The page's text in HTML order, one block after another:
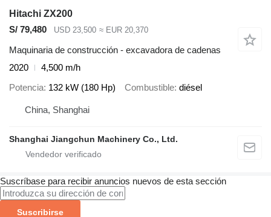
Hitachi ZX200
S/ 79,480
USD 23,500 ≈ EUR 20,370
Maquinaria de construcción - excavadora de cadenas
2020
4,500 m/h
Potencia 132 kW (180 Hp) Combustible diésel
China, Shanghai
Shanghai Jiangchun Machinery Co., Ltd.
Suscríbase para recibir anuncios nuevos de esta sección
Suscribirse